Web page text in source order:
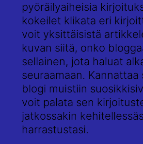
pyöräilyaiheisia
kokeilet klikata eri
voit yksittäisistä
kuvan siitä, onko
sellainen, jota haluat
seuraamaan. Kannattaa
blogi muistiin
voit palata sen
jatkossakin
harrastustasi.